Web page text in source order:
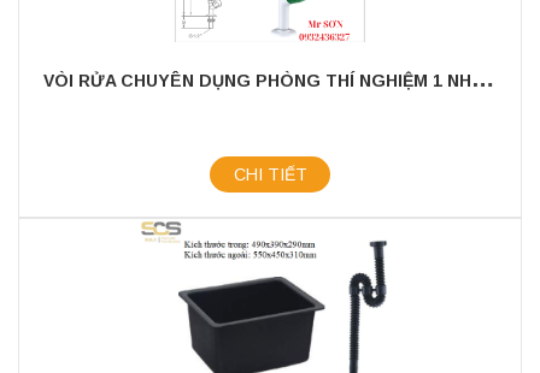
V
ÒI RỬA CHUYÊN DỤNG PHÒNG THÍ NGHIỆM 1 NHÁNH
CHI TIẾT